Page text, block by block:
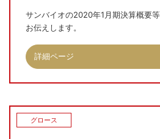
サンバイオの2020年1月期決算概要
お伝えします。
詳細ページ
グロース